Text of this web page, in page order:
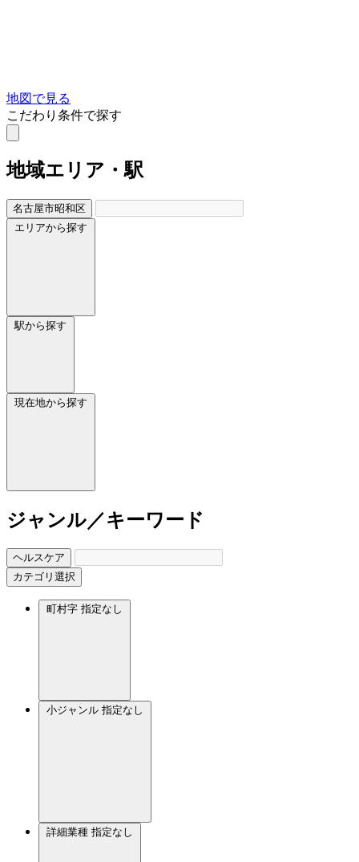
地図で見る
こだわり条件で探す
地域エリア・駅
名古屋市昭和区
エリアから探す
駅から探す
現在地から探す
ジャンル／キーワード
ヘルスケア
カテゴリ選択
町村字 指定なし
小ジャンル 指定なし
詳細業種 指定なし